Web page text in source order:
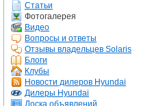
Статьи
Фотогалерея
Видео
Вопросы и ответы
Отзывы владельцев Solaris
Блоги
Клубы
Новости дилеров Hyundai
Дилеры Hyundai
Доска объявлений